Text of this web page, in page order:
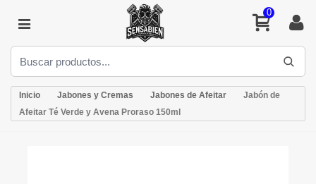
0
Inicio Jabones y Cremas Jabones de Afeitar
Jabón de
Afeitar Té Verde y Avena Proraso 150ml